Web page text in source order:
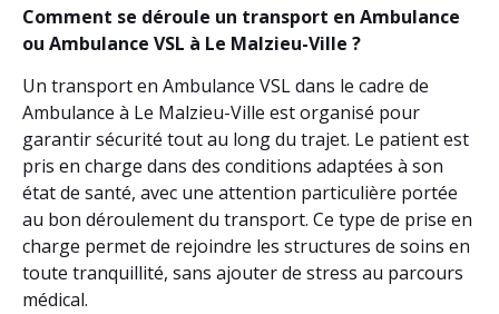
Comment se déroule un transport en Ambulance
ou Ambulance VSL à Le Malzieu-Ville ?
Un transport en Ambulance VSL dans le cadre de
Ambulance à Le Malzieu-Ville est organisé pour
garantir sécurité tout au long du trajet. Le patient est
pris en charge dans des conditions adaptées à son
état de santé, avec une attention particulière portée
au bon déroulement du transport. Ce type de prise en
charge permet de rejoindre les structures de soins en
toute tranquillité, sans ajouter de stress au parcours
médical.